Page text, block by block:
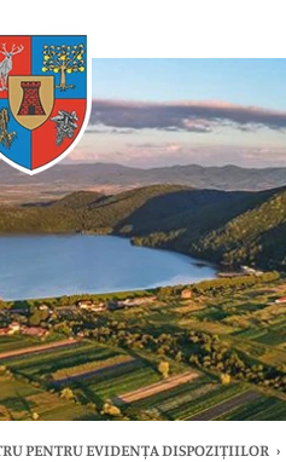
PENTRU EVIDENȚA DISPOZIȚIILOR ›